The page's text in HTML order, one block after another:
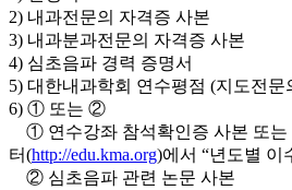
2) 내과전문의 자격증 사본
3) 내과분과전문의 자격증 사본
4) 심초음파 경력 증명서
5) 대한내과학회 연수평점 (지도전문
6) ① 또는 ②
① 연수강좌 참석확인증 사본 또
터(http://edu.kma.org)에서 “년도별 이
② 심초음파 관련 논문 사본